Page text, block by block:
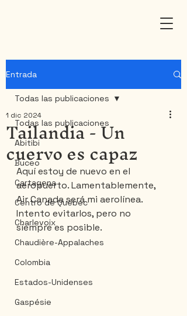
Entrada
Todas las publicaciones
Abitibi
Buceo
Cartagena
Centro de Québec
Charlevoix
Chaudière-Appalaches
Colombia
Estados-Unidenses
Gaspésie
Todas las publicaciones
Tailandia - Un
cuervo es capaz
1 dic 2024
Aquí estoy de nuevo en el
aeropuerto. Lamentablemente,
Air Canada será mi aerolínea.
Intento evitarlos, pero no
siempre es posible.